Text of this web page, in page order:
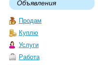
Объявления
Продам
Куплю
Услуги
Работа